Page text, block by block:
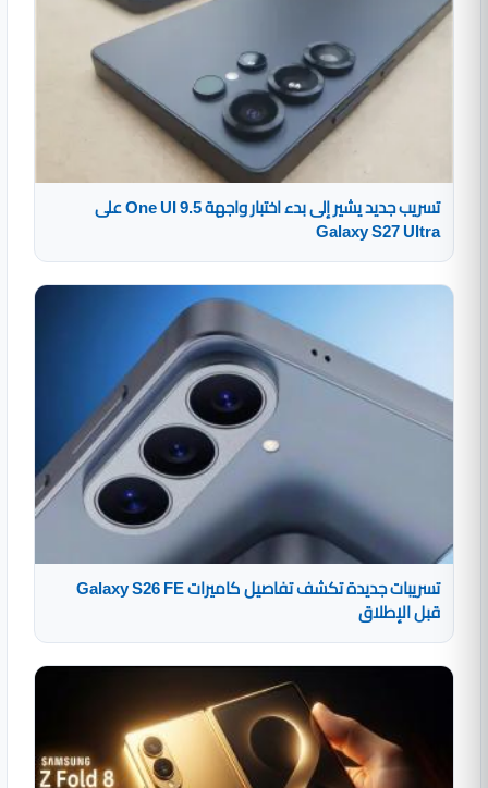
تسريب جديد يشير إلى بدء اختبار واجهة One UI 9.5 على
Galaxy S27 Ultra
تسريبات جديدة تكشف تفاصيل كاميرات Galaxy S26 FE
قبل الإطلاق